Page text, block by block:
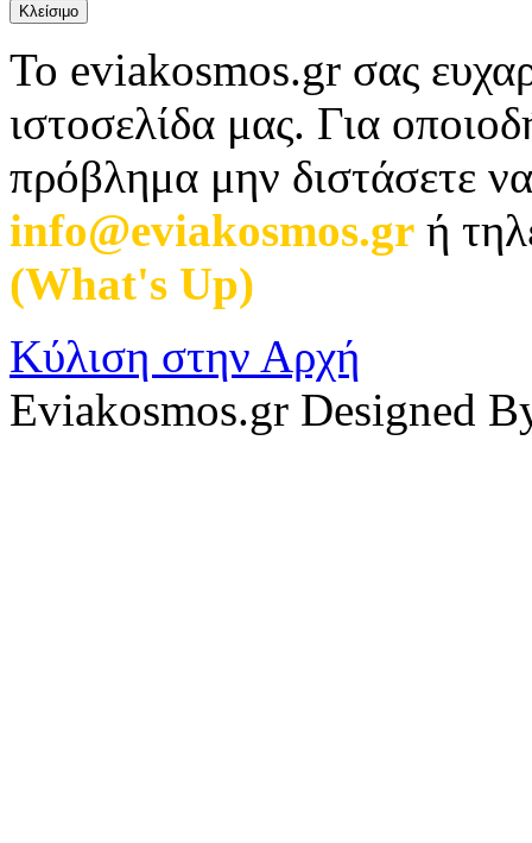
Κλείσιμο
Το eviakosmos.gr σας
ιστοσελίδα μας. Για
πρόβλημα μην διστάσετε
info@eviakosmos.gr ή
(What's Up)
Κύλιση στην Αρχή
Eviakosmos.gr Designed